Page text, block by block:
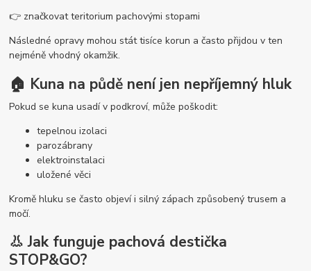
👉 značkovat teritorium pachovými stopami
Následné opravy mohou stát tisíce korun a často přijdou v ten
nejméně vhodný okamžik.
🏠 Kuna na půdě není jen nepříjemný hluk
Pokud se kuna usadí v podkroví, může poškodit:
tepelnou izolaci
parozábrany
elektroinstalaci
uložené věci
Kromě hluku se často objeví i silný zápach způsobený trusem a
močí.
👃 Jak funguje pachová destička
STOP&GO?